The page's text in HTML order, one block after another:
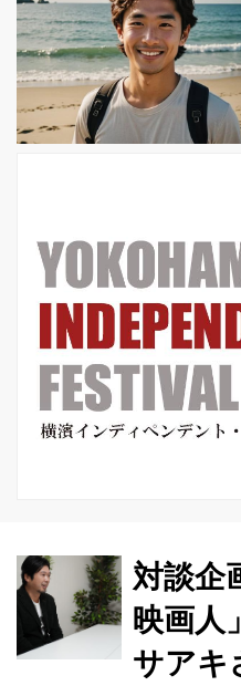
（笑）。辻
く？同世代
良しだと思
祭で辻野さ
逃げろ』を
「物凄...
対談企
映画人
サアキ